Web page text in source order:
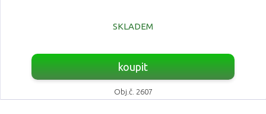
SKLADEM
koupit
Obj.č. 2607